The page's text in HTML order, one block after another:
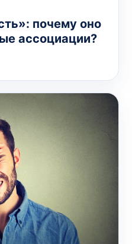
почему оно
ассоциации?